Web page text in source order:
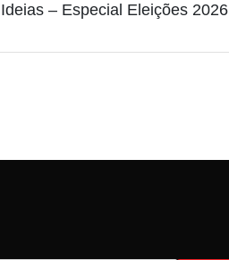
Ideias – Especial Eleições 2026